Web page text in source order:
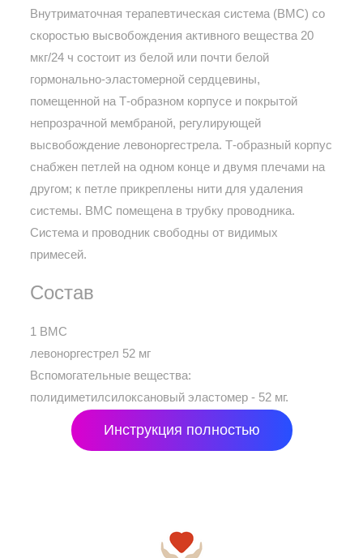
Внутриматочная терапевтическая система (ВМС) со
скоростью высвобождения активного вещества 20
мкг/24 ч состоит из белой или почти белой
гормонально-эластомерной сердцевины,
помещенной на Т-образном корпусе и покрытой
непрозрачной мембраной, регулирующей
высвобождение левоноргестрела. Т-образный корпус
снабжен петлей на одном конце и двумя плечами на
другом; к петле прикреплены нити для удаления
системы. ВМС помещена в трубку проводника.
Система и проводник свободны от видимых
примесей.
Состав
1 ВМС
левоноргестрел 52 мг
Вспомогательные вещества:
полидиметилсилоксановый эластомер - 52 мг.
Инструкция полностью